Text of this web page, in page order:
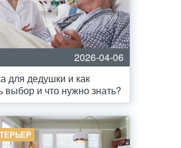
2026-04-06
для дедушки и как
выбор и что нужно знать?